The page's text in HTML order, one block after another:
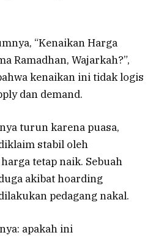
“Kenaikan Harga
Ramadhan, Wajarkah?”,
kenaikan ini tidak logis
dan demand.
turun karena puasa,
stabil oleh
tetap naik. Sebuah
akibat hoarding
pedagang nakal.
apakah ini